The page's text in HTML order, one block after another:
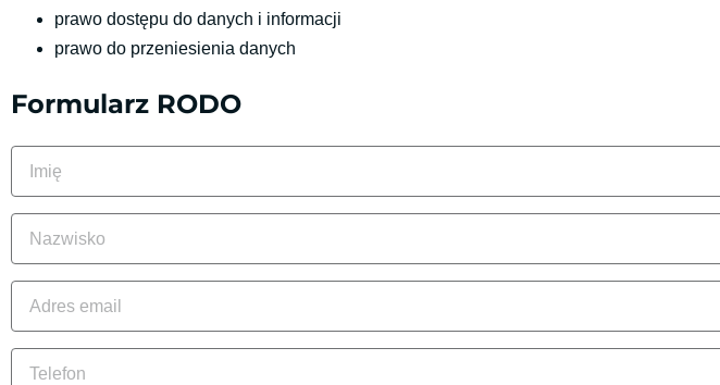
prawo dostępu do danych i informacji
prawo do przeniesienia danych
Formularz RODO